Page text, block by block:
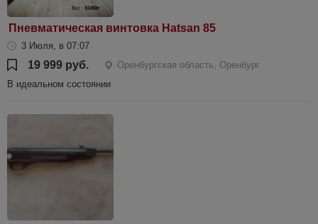
Пневматическая винтовка Hatsan 85
3 Июля, в 07:07
19 999 руб.
Оренбургская область, Оренбург
В идеальном состоянии